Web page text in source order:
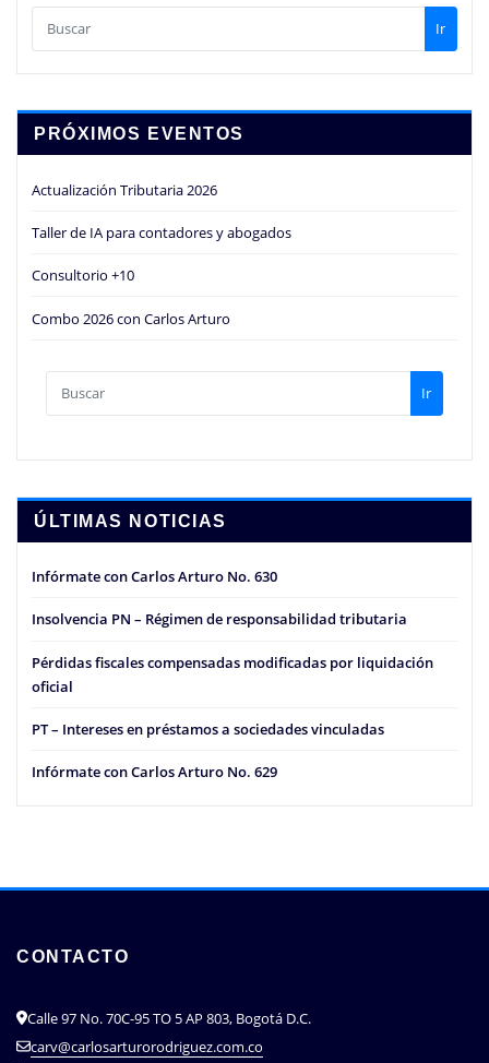
Ir
PRÓXIMOS EVENTOS
Actualización Tributaria 2026
Taller de IA para contadores y abogados
Consultorio +10
Combo 2026 con Carlos Arturo
Ir
ÚLTIMAS NOTICIAS
Infórmate con Carlos Arturo No. 630
Insolvencia PN – Régimen de responsabilidad tributaria
Pérdidas fiscales compensadas modificadas por liquidación
oficial
PT – Intereses en préstamos a sociedades vinculadas
Infórmate con Carlos Arturo No. 629
CONTACTO
Calle 97 No. 70C-95 TO 5 AP 803, Bogotá D.C.
carv@carlosarturorodriguez.com.co